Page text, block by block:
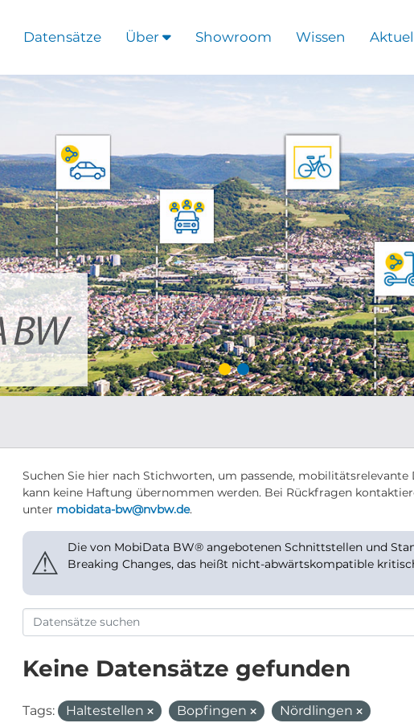
Datensätze Über Showroom Wissen
Suchen Sie hier nach Stichworten, um passende,
kann keine Haftung übernommen werden. Bei Rückfragen
unter mobidata-bw@nvbw.de.
⚠
Die von MobiData BW® angebotenen Schnittstellen und
Breaking Changes, das heißt nicht-abwärtskompatible
Keine Datensätze gefunden
Tags: Haltestellen Bopfingen
Nördlingen